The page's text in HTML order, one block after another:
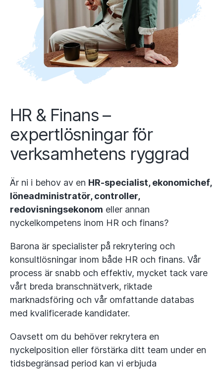
HR & Finans –
expertlösningar för
verksamhetens ryggrad
Är ni i behov av en HR-specialist, ekonomichef,
löneadministratör, controller,
redovisningsekonom eller annan
nyckelkompetens inom HR och finans?
Barona är specialister på rekrytering och
konsultlösningar inom både HR och finans. Vår
process är snabb och effektiv, mycket tack vare
vårt breda branschnätverk, riktade
marknadsföring och vår omfattande databas
med kvalificerade kandidater.
Oavsett om du behöver rekrytera en
nyckelposition eller förstärka ditt team under en
tidsbegränsad period kan vi erbjuda